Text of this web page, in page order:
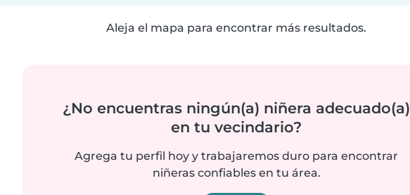
Aleja el mapa para encontrar más resultados.
¿No encuentras ningún(a) niñera adecuado(a)
en tu vecindario?
Agrega tu perfil hoy y trabajaremos duro para encontrar
niñeras confiables en tu área.